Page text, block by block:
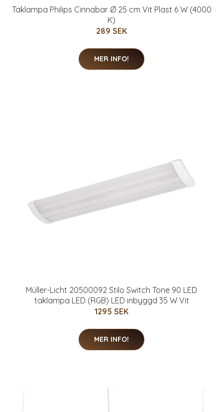
Taklampa Philips Cinnabar Ø 25 cm Vit Plast 6 W (4000
K)
289 SEK
MER INFO!
Müller-Licht 20500092 Stilo Switch Tone 90 LED
taklampa LED (RGB) LED inbyggd 35 W Vit
1295 SEK
MER INFO!